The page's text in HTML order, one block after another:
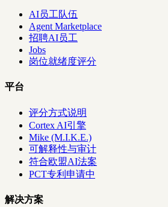
AI员工队伍
Agent Marketplace
招聘AI员工
Jobs
岗位就绪度评分
平台
评分方式说明
Cortex AI引擎
Mike (M.I.K.E.)
可解释性与审计
符合欧盟AI法案
PCT专利申请中
解决方案